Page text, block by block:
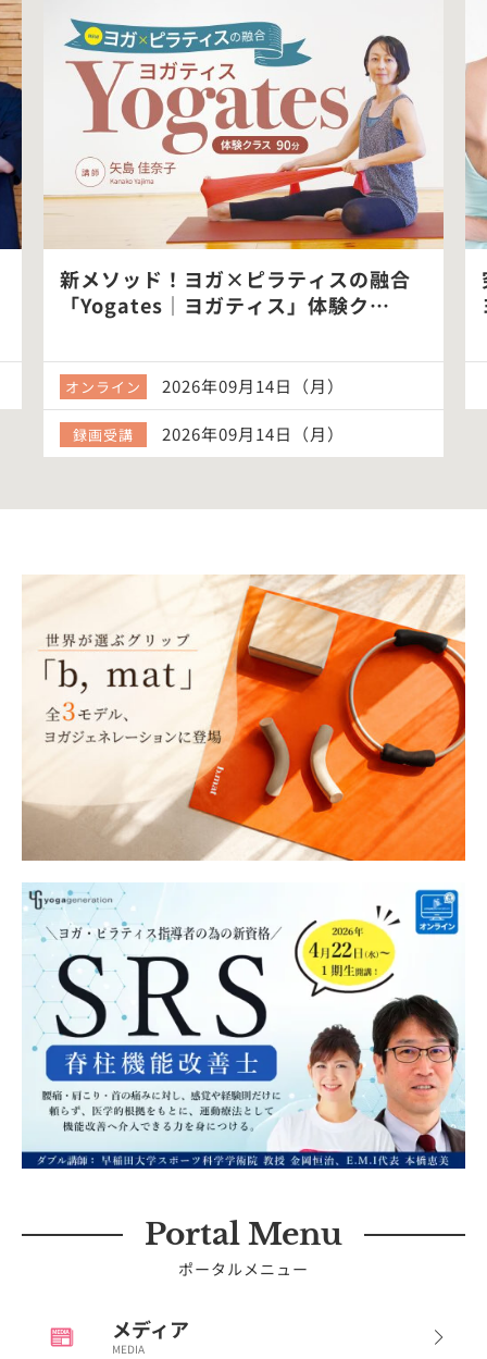
新メソッド！ヨガ×ピラティスの融合
「Yogates｜ヨガティス」体験ク…
オンライン 2026年09月14日（月）
録画受講 2026年09月14日（月）
Portal Menu
ポータルメニュー
メディア
MEDIA